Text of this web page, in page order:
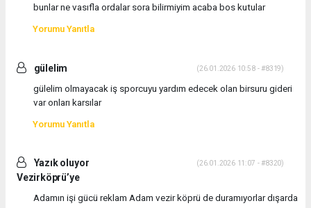
bunlar ne vasıfla ordalar sora bilirmiyim acaba bos kutular
Yorumu Yanıtla
gülelim (26.01.2026 10:58 - #8319)
gülelim olmayacak iş sporcuyu yardım edecek olan birsuru gideri
var onları karsılar
Yorumu Yanıtla
Yazık oluyor
Vezirköprü’ye
(26.01.2026 11:07 - #8320)
Adamın işi gücü reklam Adam vezir köprü de duramıyorlar dışarda